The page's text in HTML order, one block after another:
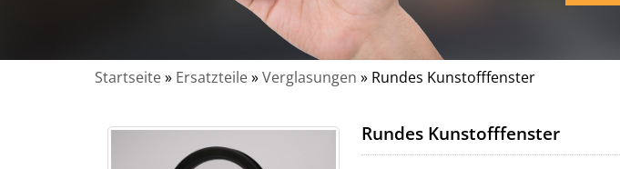
Startseite» Ersatzteile»Verglasungen » Rundes Kunstofffenster
Rundes Kunstofffenster